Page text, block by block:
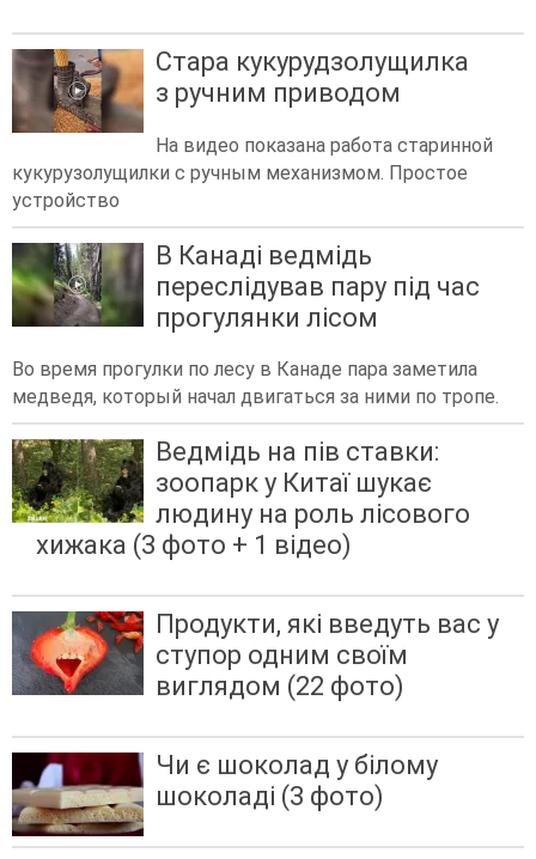
Стара кукурудзолущилка
з ручним приводом
На видео показана работа старинной
кукурузолущилки с ручным механизмом. Простое
устройство
В Канаді ведмідь
переслідував пару під час
прогулянки лісом
Во время прогулки по лесу в Канаде пара заметила
медведя, который начал двигаться за ними по тропе.
Ведмідь на пів ставки:
зоопарк у Китаї шукає
людину на роль лісового
хижака (3 фото + 1 відео)
Продукти, які введуть вас у
ступор одним своїм
виглядом (22 фото)
Чи є шоколад у білому
шоколаді (3 фото)